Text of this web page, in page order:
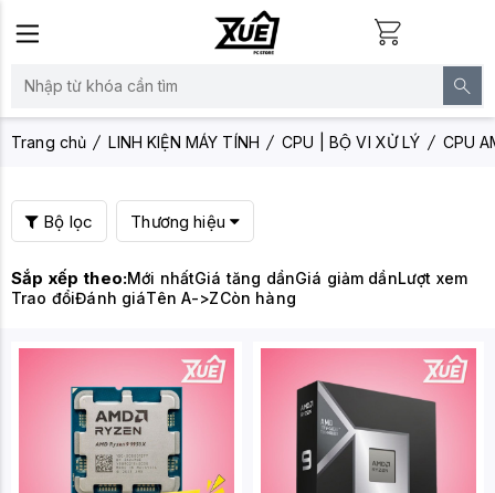
Trang chủ LINH KIỆN MÁY TÍNH CPU | BỘ VI XỬ LÝ CPU
Bộ lọc Thương hiệu
Sắp xếp theo:Mới nhấtGiá tăng dầnGiá giảm dầnLượt xem
Trao đổiĐánh giáTên A->ZCòn hàng